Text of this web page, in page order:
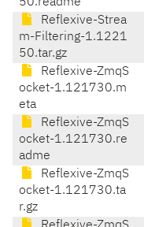
Reflexive-Strea
m-Filtering-1.1221
50.tar.gz
Reflexive-ZmqS
ocket-1.121730.m
eta
Reflexive-ZmqS
ocket-1.121730.re
adme
Reflexive-ZmqS
ocket-1.121730.ta
r.gz